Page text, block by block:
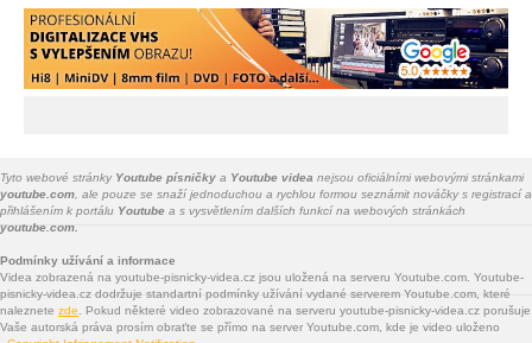
Tyto webové stránky Youtube písničky a Youtube videa nejsou oficiálními webovými stránkami
youtube.com , ale pouze se snaží jednoduchou a rychlou formou seznámit nováčky s registrací a
přihlášením k portálu Youtube a s vysvětlením dalších funkcí na webových stránkách
youtube.com.
Podmínky užívání a informace
Videa zobrazená na youtube-pisnicky-videa.cz jsou uložená na serveru Youtube.com. Youtube-
pisnicky-videa.cz dodržuje standartní podmínky užívání vydané serverem Youtube.com, které
naleznete zde . Pokud některé video zobrazované na serveru youtube-pisnicky-videa.cz porušuje
Vaše autorská práva prosím obraťte se přímo na server Youtube.com, kde je video uloženo